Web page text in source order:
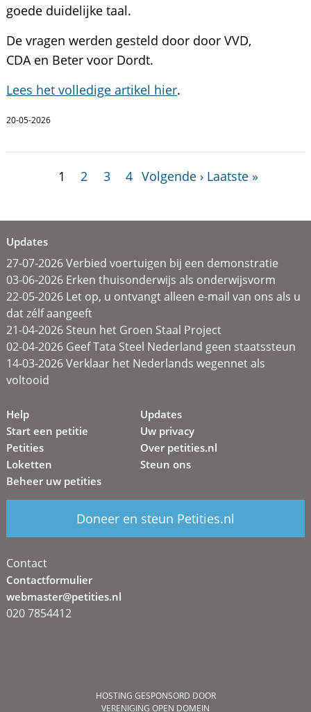
goede duidelijke taal.
De vragen werden gesteld door door VVD,
CDA en Beter voor Dordt.
Lees het volledige artikel hier.
20-05-2026
1 2 3 4 Volgende › Laatste »
Updates
27-07-2026 Verbied voertuigen bij een demonstratie
03-06-2026 Erken thuisonderwijs als onderwijsvorm
22-05-2026 Let op, u ontvangt alleen e-mail van ons als u
dat zélf aangeeft
21-04-2026 Steun het Groen Staal Project
02-04-2026 Geef Tata Steel Nederland geen staatssteun
14-03-2026 Verklaar het Nederlands wegennet als
voltooid
Help
Start een petitie
Petities
Loketten
Beheer uw petities
Updates
Uw privacy
Over petities.nl
Steun ons
Doneer en steun Petities.nl
Contact
Contactformulier
webmaster@petities.nl
020 7854412
HOSTING GESPONSORD DOOR
VERENIGING OPEN DOMEIN